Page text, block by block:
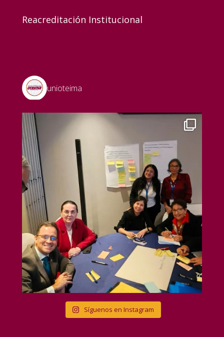
Reacreditación Institucional
unioteima
Síguenos en Instagram